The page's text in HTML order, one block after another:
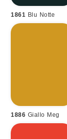
1861 Blu Notte
1886 Giallo Meg